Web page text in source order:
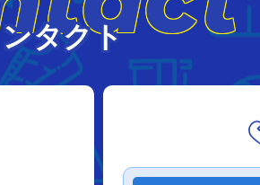
タクト